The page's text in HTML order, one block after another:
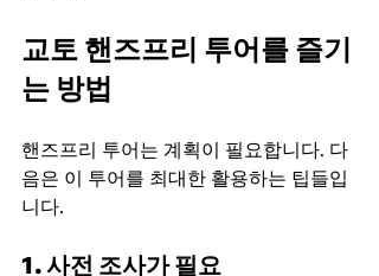
교토 핸즈프리 투어를 즐기
는 방법
핸즈프리 투어는 계획이 필요합니다. 다
음은 이 투어를 최대한 활용하는 팁들입
니다.
1. 사전 조사가 필요